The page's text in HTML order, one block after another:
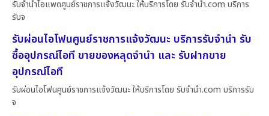
รับจำนำไอแพดศูนย์ราชการแจ้งวัฒนะ ให้บริการโดย รับจํานํา.com บริการ
รับจ
รับผ่อนไอโฟนศูนย์ราชการแจ้งวัฒนะ บริการรับจำนำ รับ
ซื้ออุปกรณ์ไอที ขายของหลุดจำนำ และ รับฝากขาย
อุปกรณ์ไอที
รับผ่อนไอโฟนศูนย์ราชการแจ้งวัฒนะ ให้บริการโดย รับจํานํา.com บริการรับ
จ